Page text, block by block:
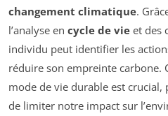
changement climatique.
l’analyse en cycle de vie et des
individu peut identifier les
réduire son empreinte carbone.
mode de vie durable est
de limiter notre impact sur